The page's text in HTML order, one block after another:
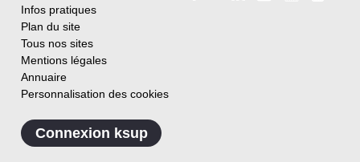
Infos pratiques
Plan du site
Tous nos sites
Mentions légales
Annuaire
Personnalisation des cookies
Connexion ksup